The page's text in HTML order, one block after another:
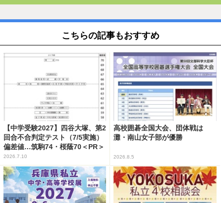
こちらの記事もおすすめ
【中学受験2027】四谷大塚、第2
回合不合判定テスト（7/5実施）
偏差値…筑駒74・桜蔭70＜PR＞
2026.7.10
高校囲碁全国大会、団体戦は
灘・南山女子部が優勝
2026.8.5